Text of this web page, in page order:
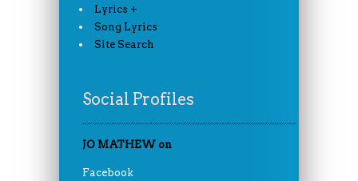
Lyrics +
Song Lyrics
Site Search
Social Profiles
JO MATHEW on
Facebook